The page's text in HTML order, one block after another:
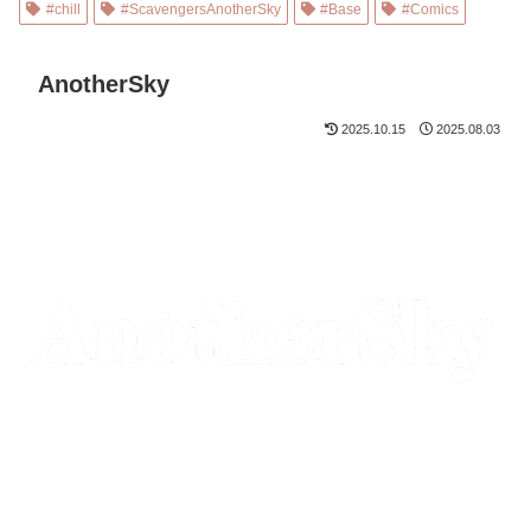
#chill #ScavengersAnotherSky #Base #Comics
AnotherSky
2025.10.15 2025.08.03